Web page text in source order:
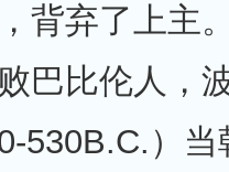
背弃了上主
巴比伦人，
530B.C.）当